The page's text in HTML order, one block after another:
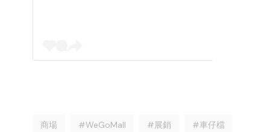
商場 #WeGoMall #展銷 #車仔檔